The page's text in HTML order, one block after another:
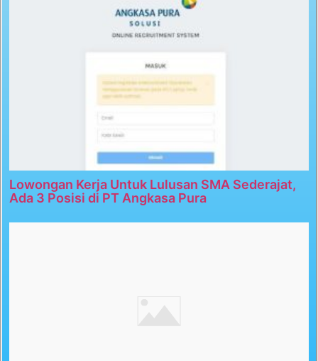
Lowongan Kerja Untuk Lulusan SMA Sederajat,
Ada 3 Posisi di PT Angkasa Pura